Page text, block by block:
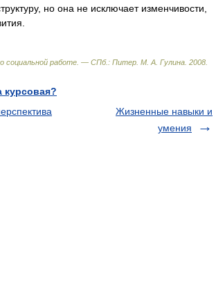
но она не исключает изменчивости,
социальной работе. — СПб.: Питер М. А. Гулина 2008
курсовая?
Жизненные навыки и
умения